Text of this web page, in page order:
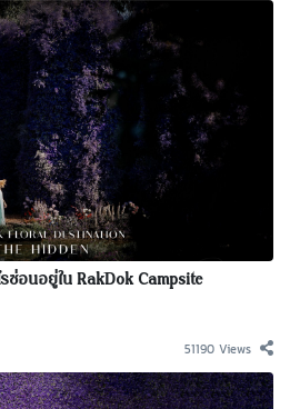
อนอยู่ใน RakDok Campsite
51190 Views